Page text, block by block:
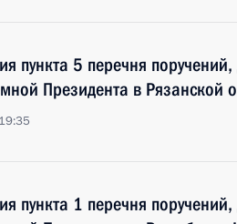
пункта 5 перечня
Президента в Рязанской
пункта 1 перечня